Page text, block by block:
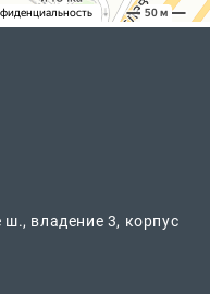
владение 3, корпус